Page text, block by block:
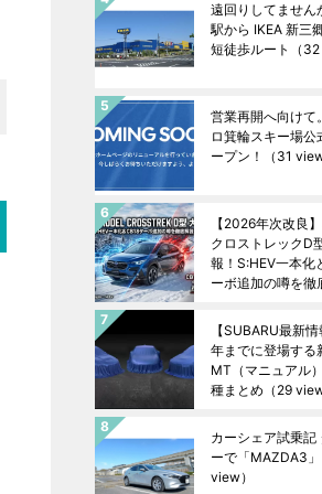
遠回りしてません
駅から IKEA 新三
短徒歩ルート
（
営業再開へ向けて
ロ箕輪スキー場公
ープン！
（31
【2026年次改良
クロストレックD
報！S:HEV一本化
ーボ追加の噂を徹
【SUBARU最新
年までに登場する
MT（マニュアル
種まとめ （29
カーシェア試乗記
ーで「MAZDA3」
view）